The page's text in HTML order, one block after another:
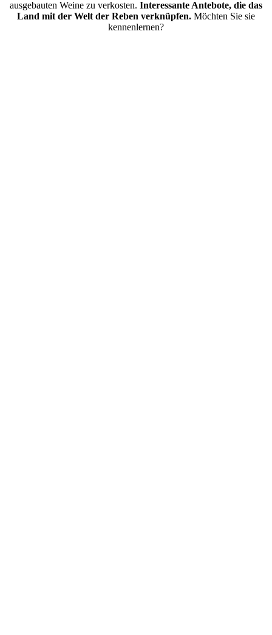
ausgebauten Weine zu verkosten. Interessante Antebote, die das
Land mit der Welt der Reben verknüpfen. Möchten Sie sie
kennenlernen?